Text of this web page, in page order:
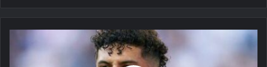
هذه
وجهة